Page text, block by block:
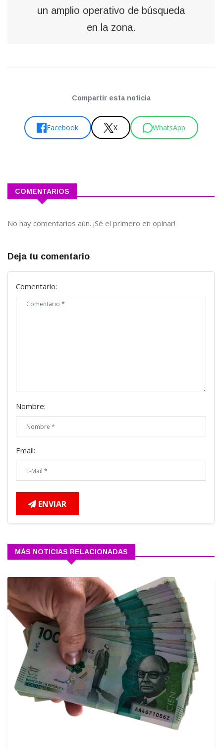
un amplio operativo de búsqueda
en la zona.
Compartir esta noticia
Facebook X WhatsApp
COMENTARIOS
No hay comentarios aún. ¡Sé el primero en opinar!
Deja tu comentario
Comentario:
Nombre:
Email:
ENVIAR
MÁS NOTICIAS RELACIONADAS